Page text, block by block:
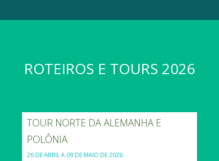
ROTEIROS E TOURS 2026
TOUR NORTE DA ALEMANHA E
POLÔNIA
26 DE ABRIL A 09 DE MAIO DE 2026